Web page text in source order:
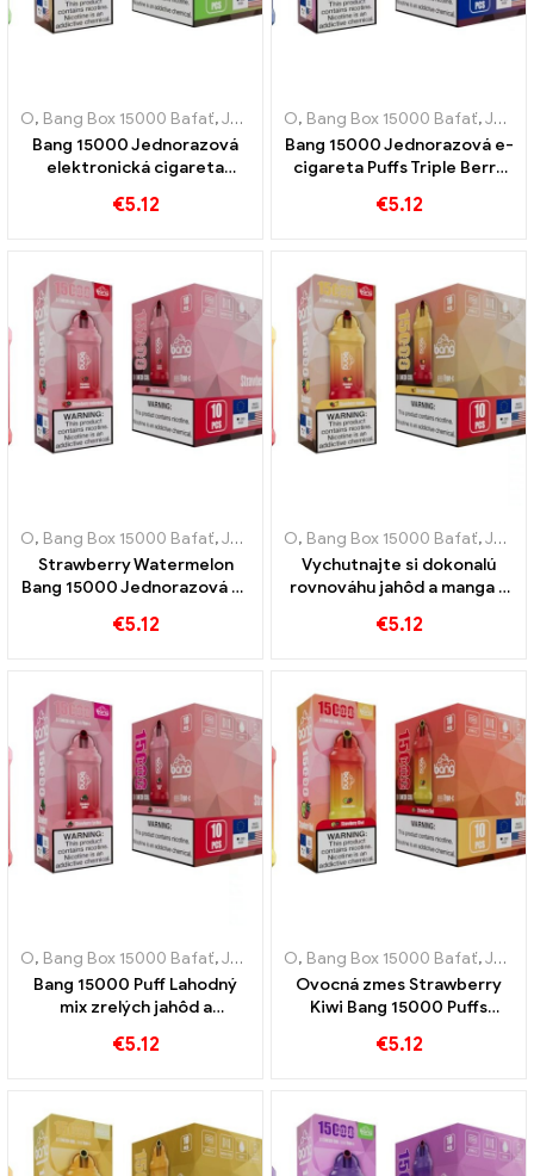
O, Bang Box 15000 Bafať,Jednorazové elektronické cigarety Švédsko
Bang 15000 Jednorazová
elektronická cigareta
vodného melónu a žuvačky
€5.12
O, Bang Box 15000 Bafať,Jednorazové elektronické cigarety Švédsko
Bang 15000 Jednorazová e-
cigareta Puffs Triple Berry
chladivou chuťou
€5.12
O, Bang Box 15000 Bafať,Jednorazové elektronické cigarety Švédsko
Strawberry Watermelon
Bang 15000 Jednorazová e-
kombinácia jahôd a
€5.12
O, Bang Box 15000 Bafať,Jednorazové elektronické cigarety Švédsko
Vychutnajte si dokonalú
rovnováhu jahôd a manga v
cigareta nafúknutá
€5.12
O, Bang Box 15000 Bafať,Jednorazové elektronické cigarety Švédsko
Bang 15000 Puff Lahodný
mix zrelých jahôd a
€5.12
O, Bang Box 15000 Bafať,Jednorazové elektronické cigarety Švédsko
Ovocná zmes Strawberry
Kiwi Bang 15000 Puffs
€5.12